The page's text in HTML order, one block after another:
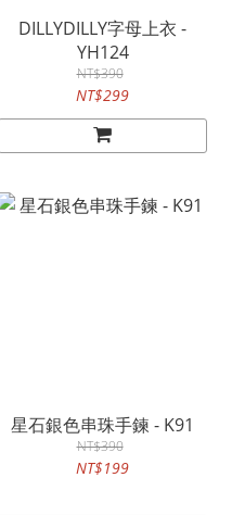
DILLYDILLY字母上衣 -
YH124
NT$390
NT$299
星石銀色串珠手鍊 - K91
NT$390
NT$199